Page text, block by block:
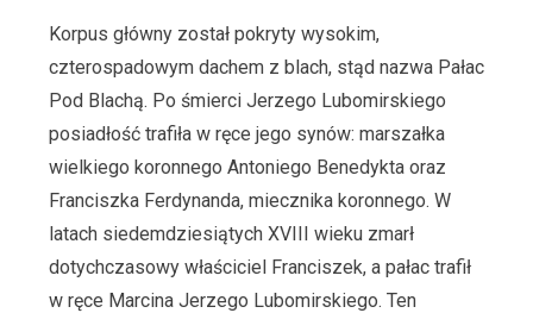
Korpus główny został pokryty wysokim,
czterospadowym dachem z blach, stąd nazwa Pałac
Pod Blachą. Po śmierci Jerzego Lubomirskiego
posiadłość trafiła w ręce jego synów: marszałka
wielkiego koronnego Antoniego Benedykta oraz
Franciszka Ferdynanda, miecznika koronnego. W
latach siedemdziesiątych XVIII wieku zmarł
dotychczasowy właściciel Franciszek, a pałac trafił
w ręce Marcina Jerzego Lubomirskiego. Ten